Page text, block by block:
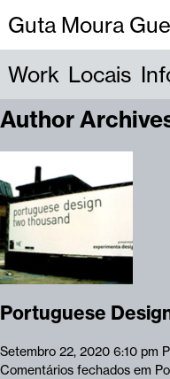
Guta Moura
Work Locais
Author
Portuguese
Setembro 22, 2020 6:10 pm
Comentários fechados em